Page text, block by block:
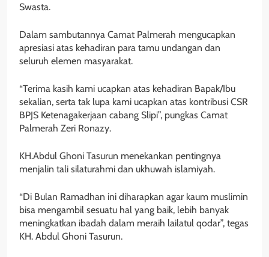
Swasta.
Dalam sambutannya Camat Palmerah mengucapkan
apresiasi atas kehadiran para tamu undangan dan
seluruh elemen masyarakat.
“Terima kasih kami ucapkan atas kehadiran Bapak/Ibu
sekalian, serta tak lupa kami ucapkan atas kontribusi CSR
BPJS Ketenagakerjaan cabang Slipi”, pungkas Camat
Palmerah Zeri Ronazy.
KH.Abdul Ghoni Tasurun menekankan pentingnya
menjalin tali silaturahmi dan ukhuwah islamiyah.
“Di Bulan Ramadhan ini diharapkan agar kaum muslimin
bisa mengambil sesuatu hal yang baik, lebih banyak
meningkatkan ibadah dalam meraih lailatul qodar”, tegas
KH. Abdul Ghoni Tasurun.